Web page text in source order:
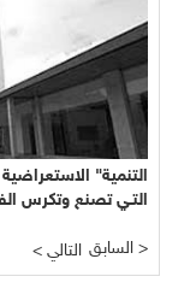
التـي تصنع وتكرس
< التالي السابق >